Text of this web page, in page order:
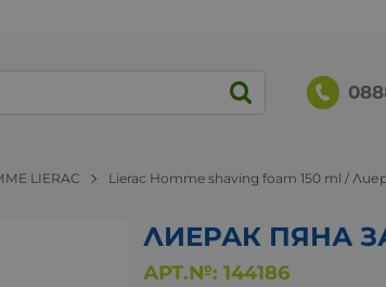
LIERAC Lierac Homme shaving foam 150 ml /
ЛИЕРАК ПЯНА
АРТ.№: 144186